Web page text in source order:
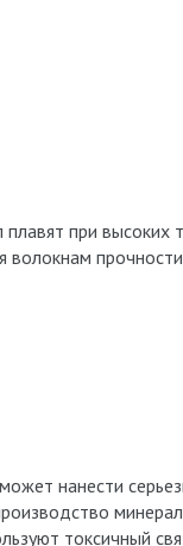
при высоких
волокнам
нанести
токсичный